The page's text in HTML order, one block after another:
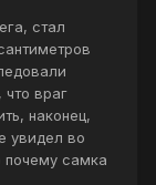
стал
враг
наконец,
увидел во
почему самка